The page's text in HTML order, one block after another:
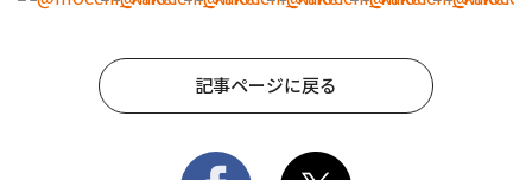
記事ページに戻る